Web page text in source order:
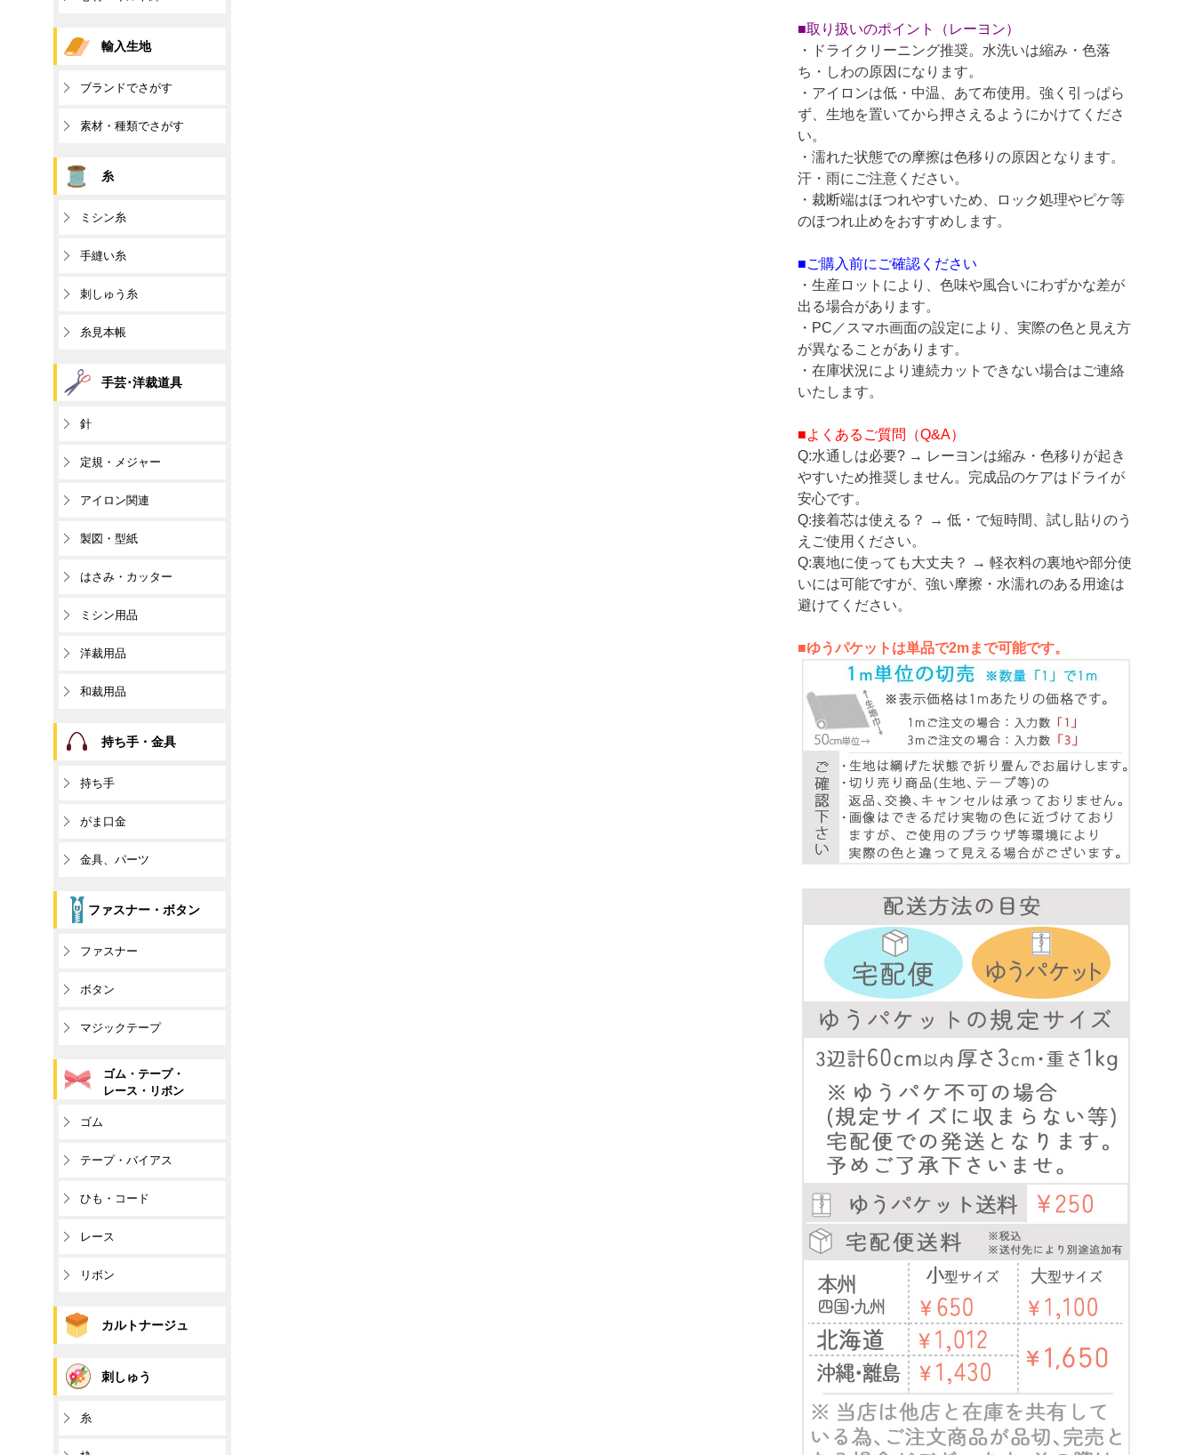
■取り扱いのポイント（レーヨン）
・ドライクリーニング推奨。水洗いは縮み・色落
ち・しわの原因になります。
・アイロンは低・中温、あて布使用。強く引っぱら
ず、生地を置いてから押さえるようにかけてくださ
い。
・濡れた状態での摩擦は色移りの原因となります。
汗・雨にご注意ください。
・裁断端はほつれやすいため、ロック処理やピケ等
のほつれ止めをおすすめします。
■ご購入前にご確認ください
・生産ロットにより、色味や風合いにわずかな差が
出る場合があります。
・PC／スマホ画面の設定により、実際の色と見え方
が異なることがあります。
・在庫状況により連続カットできない場合はご連絡
いたします。
■よくあるご質問（Q&A）
Q:水通しは必要? → レーヨンは縮み・色移りが起き
やすいため推奨しません。完成品のケアはドライが
安心です。
Q:接着芯は使える？ → 低・で短時間、試し貼りのう
えご使用ください。
Q:裏地に使っても大丈夫？ → 軽衣料の裏地や部分使
いには可能ですが、強い摩擦・水濡れのある用途は
避けてください。
■ゆうパケットは単品で2mまで可能です。
輸入生地
ブランドでさがす
素材・種類でさがす
糸
ミシン糸
手縫い糸
刺しゅう糸
糸見本帳
手芸･洋裁道具
針
定規・メジャー
アイロン関連
製図・型紙
はさみ・カッター
ミシン用品
洋裁用品
和裁用品
持ち手・金具
持ち手
がま口金
金具、パーツ
ファスナー・ボタン
ファスナー
ボタン
マジックテープ
ゴム・テープ・
レース・リボン
ゴム
テープ・バイアス
ひも・コード
レース
リボン
カルトナージュ
刺しゅう
糸